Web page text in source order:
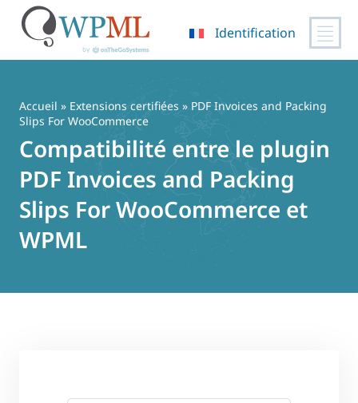
contenu
Identification
Accueil » Extensions certifiées » PDF Invoices and Packing
Slips For WooCommerce
Compatibilité entre le plugin
PDF Invoices and Packing
Slips For WooCommerce et
WPML